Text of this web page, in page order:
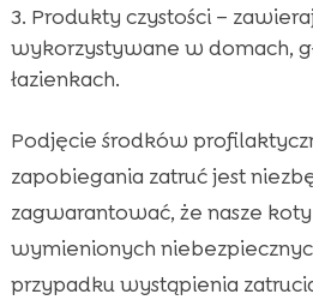
Produkty czystości –
wykorzystywane w domach,
łazienkach.
Podjęcie środków
zapobiegania zatruć jest
zagwarantować, że nasze
wymienionych
przypadku wystąpienia